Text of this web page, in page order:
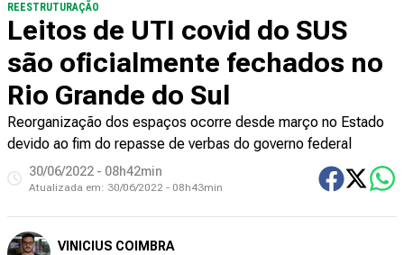
REESTRUTURAÇÃO
Leitos de UTI covid do SUS
são oficialmente fechados no
Rio Grande do Sul
Reorganização dos espaços ocorre desde março no Estado
devido ao fim do repasse de verbas do governo federal
30/06/2022 - 08h42min
Atualizada em: 30/06/2022 - 08h43min
VINICIUS COIMBRA